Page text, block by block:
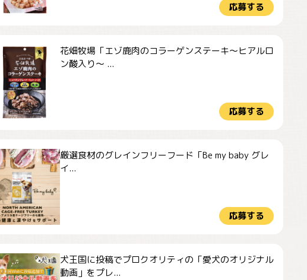
応募する
花畑牧場「エゾ鹿肉のコラーゲンステーキ～ヒアルロ
ン酸入り～ ...
応募する
厳選食材のグレインフリーフード「Be my baby グレ
イ...
応募する
犬王国に投稿でプロクオリティの「愛犬のオリジナル
動画」をプレ...